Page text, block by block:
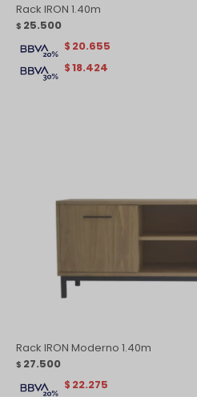
Rack IRON 1.40m
$ 25.500
$18.424
$ 20.655
Rack IRON Moderno 1.40m
$ 27.500
$ 22.275